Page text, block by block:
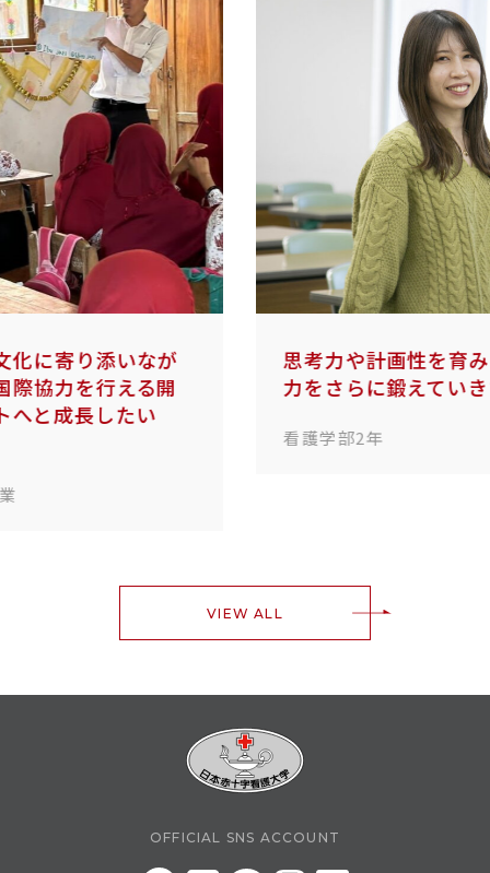
思考力や計画性を育みながら、実践
力をさらに鍛えていきたいです。
VIEW ALL
OFFICIAL SNS ACCOUNT